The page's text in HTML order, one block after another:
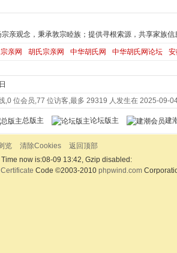
亲观念，秉承敦宗睦族；提供寻根索源，共享家族信
亲网 胡氏宗亲网 中华胡氏网 中华胡氏网论坛
,0 位会员,77 位访客,最多 29319 人发生在 2025-09-
总版主 论坛版主 建
览 清除Cookies
返回顶部
now is:08-09 13:42, Gzip disabled:
Certificate Code ©2003-2010 phpwind.com